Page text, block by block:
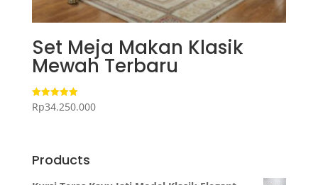
Set Meja Makan Klasik
Mewah Terbaru
Dinilai
5.00
Rp34.250.000
Products